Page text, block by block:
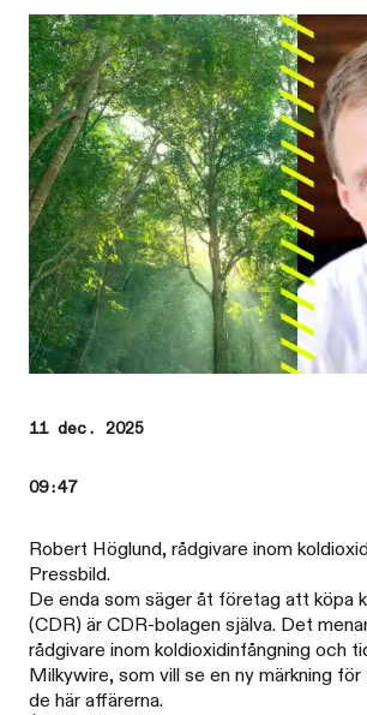
11 dec. 2025
09:47
Robert Höglund, rådgivare inom
Pressbild.
De enda som säger åt företag att köpa
(CDR) är CDR-bolagen själva. Det
rådgivare inom koldioxidinfångning och
Milkywire, som vill se en ny märkning
de här affärerna.